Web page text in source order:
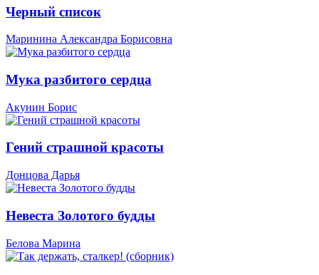
Черный список
Маринина Александра Борисовна
Мука разбитого сердца
Акунин Борис
Гений страшной красоты
Донцова Дарья
Невеста Золотого будды
Белова Марина